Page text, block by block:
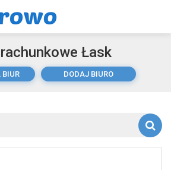
Łask
BIUR DODAJ BIURO